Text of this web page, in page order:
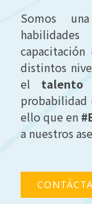
Somos
distintos
el talento
probabilidad
ello que en
a nuestros